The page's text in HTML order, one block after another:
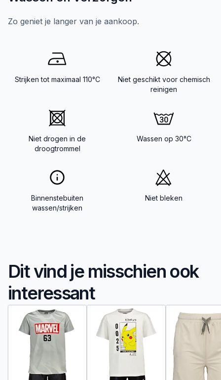
Zo geniet je langer van je aankoop.
Strijken tot maximaal 110°C
Niet geschikt voor chemisch
reinigen
Niet drogen in de
droogtrommel
Wassen op 30°C
Binnenstebuiten
wassen/strijken
Niet bleken
Dit vind je misschien ook
interessant